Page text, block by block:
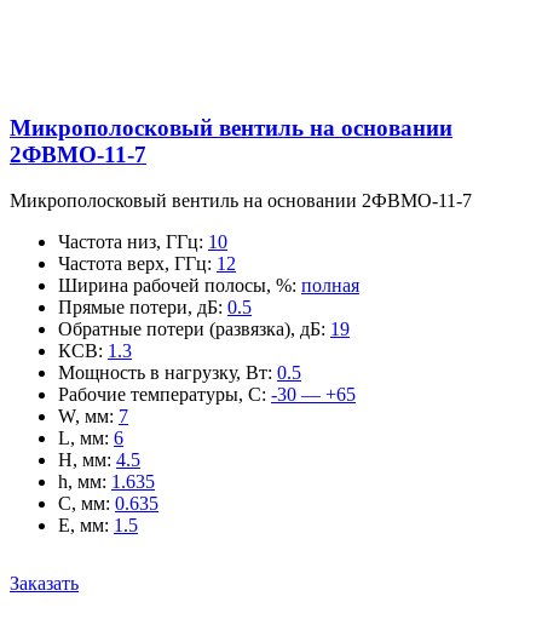
Микрополосковый вентиль на основании
2ФВМO-11-7
Микрополосковый вентиль на основании 2ФВМO-11-7
Частота низ, ГГц: 10
Частота верх, ГГц: 12
Ширина рабочей полосы, %: полная
Прямые потери, дБ: 0.5
Обратные потери (развязка), дБ: 19
КСВ: 1.3
Мощность в нагрузку, Вт: 0.5
Рабочие температуры, С: -30 — +65
W, мм: 7
L, мм: 6
H, мм: 4.5
h, мм: 1.635
C, мм: 0.635
E, мм: 1.5
Заказать